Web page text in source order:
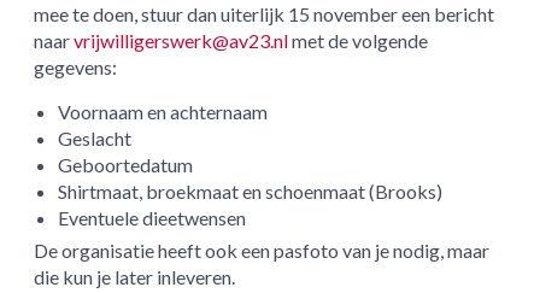
mee te doen, stuur dan uiterlijk 15 novembereen bericht
naarvrijwilligerswerk@av23.nlmet de volgende
gegevens:
Voornaam en achternaam
Geslacht
Geboortedatum
Shirtmaat, broekmaat en schoenmaat (Brooks)
Eventuele dieetwensen
De organisatie heeft ook een pasfoto van je nodig, maar
die kun je later inleveren.